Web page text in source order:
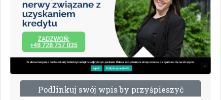
Podlinkuj swój wpisby przyśpieszyć